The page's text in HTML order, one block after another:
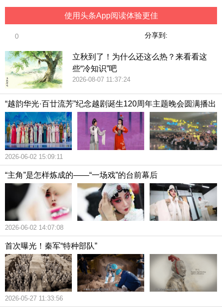
使用头条App阅读体验更佳
分享到:
0
立秋到了！为什么还这么热？来看看这
些“冷知识”吧
2026-08-07 11:37:24
“越韵华光·百廿流芳”纪念越剧诞生120周年主题晚会圆满播出
2026-06-02 15:09:11
“主角”是怎样炼成的——“一场戏”的台前幕后
2026-06-02 14:07:08
首次曝光！秦军“特种部队”
2026-05-27 11:33:56